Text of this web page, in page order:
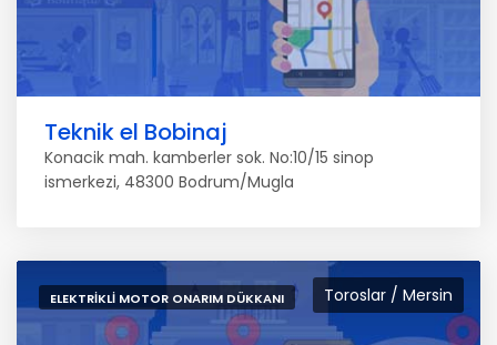
Teknik el Bobinaj
Konacik mah. kamberler sok. No:10/15 sinop
ismerkezi, 48300 Bodrum/Mugla
Toroslar / Mersin
ELEKTRIKLI MOTOR ONARIM DÜKKANI